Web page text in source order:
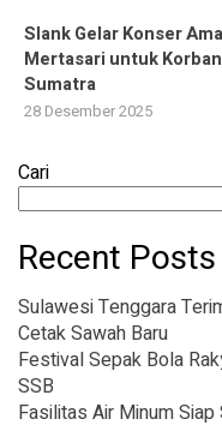
Slank Gelar Konser
Mertasari untuk
Sumatra
28 Desember 2025
Cari
Recent Posts
Sulawesi Tenggara
Cetak Sawah Baru
Festival Sepak Bola
SSB
Fasilitas Air Minum